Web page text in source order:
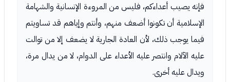
فإنه يصيب أعداءكم، فليس من المروءة الإنسانية والشهامة
الإسلامية أن تكونوا أضعف منهم، وأنتم وإياهم قد تساويتم
فيما يوجب ذلك، لأن العادة الجارية لا يضعف إلا من توالت
عليه الآلام وانتصر عليه الأعداء على الدوام، لا من يدال مرة،
ويدال عليه أخرى.